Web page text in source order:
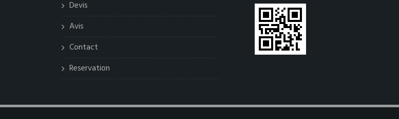
Devis
Avis
Contact
Reservation